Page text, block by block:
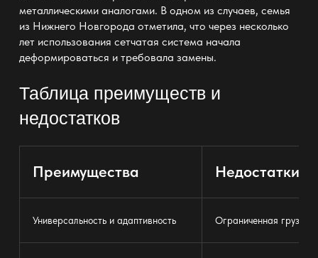
металлическими аналогами. В одном из случаев, семья
из Нижнего Новгорода отметила, что через несколько
лет использования сетчатая система начала
деформироваться и требовала замены.
Таблица преимуществ и
недостатков
Преимущества Недостатки
Универсальность и адаптивность Ограниченная